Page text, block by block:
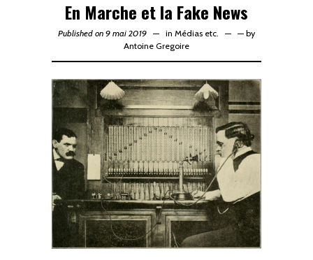
En Marche et la Fake News
Published on 9 mai 2019 in Médias etc. — by
Antoine Gregoire